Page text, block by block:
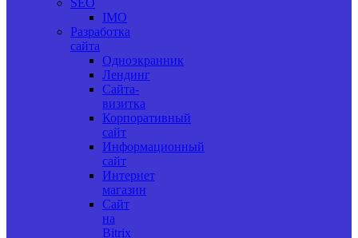
IMO
Разработка
сайта
Одноэкранник
Лендинг
Сайта-
визитка
Корпоративный
сайт
Информационный
сайт
Интернет
магазин
Сайт
на
Bitrix